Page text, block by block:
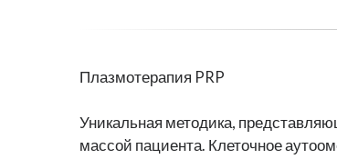
Плазмотерапия PRP
Уникальная методика,
массой пациента. Клеточное